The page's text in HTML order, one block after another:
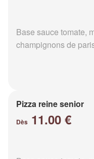
Base sauce tomate,
champignons de
Pizza reine senior
Dès 11.00 €